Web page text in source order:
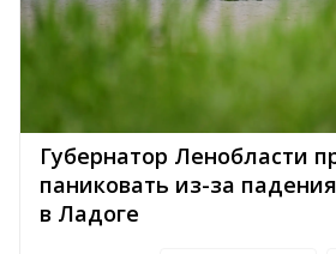
Губернатор Ленобласти
паниковать из-за
в Ладоге